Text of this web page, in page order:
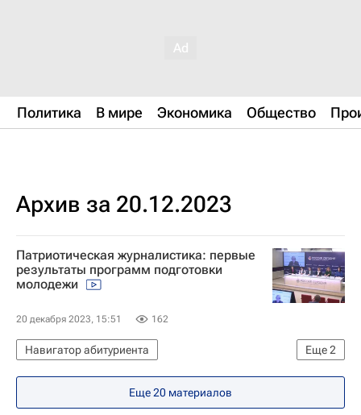
Политика В мире Экономика Общество
Архив за 20.12.2023
Патриотическая журналистика: первые
результаты программ подготовки
молодежи
20 декабря 2023, 15:51 162
Еще2
Навигатор абитуриента
Социальный навигатор
Юнкоры России сегодня
Еще 20 материалов